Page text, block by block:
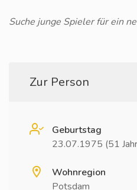
Suche junge Spieler für ein
Zur Person
Geburtstag
23.07.1975 (51
Wohnregion
Potsdam